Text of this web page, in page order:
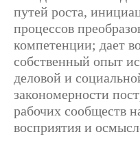
путей роста,
процессов
компетенции; дает
собственный опыт
деловой и
закономерности
рабочих сообществ
восприятия и